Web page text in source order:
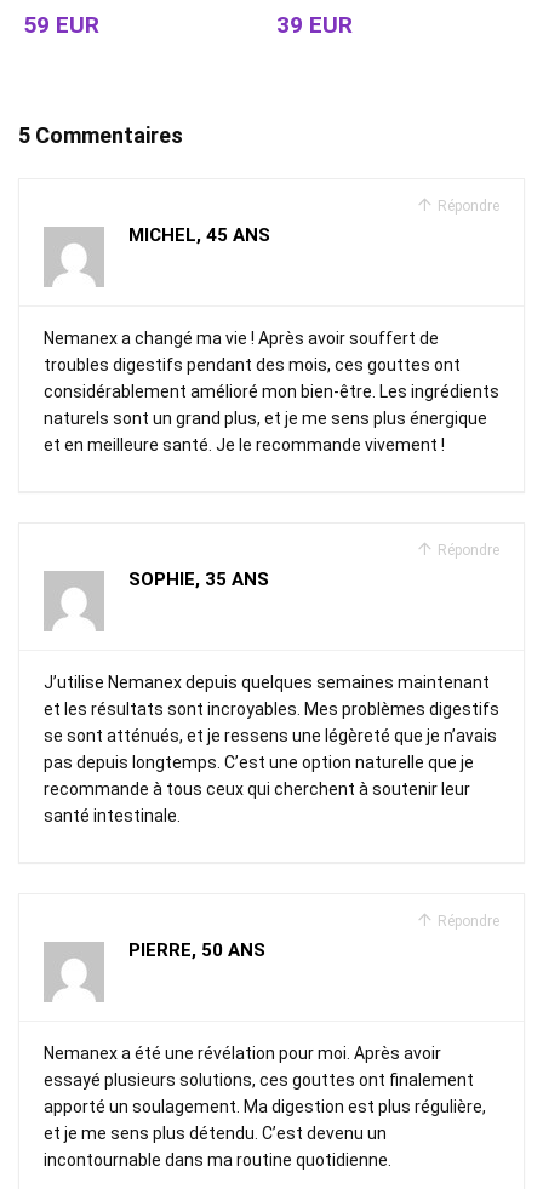
59 EUR 39 EUR
5 Commentaires
Répondre
MICHEL, 45 ANS
Nemanex a changé ma vie ! Après avoir souffert de
troubles digestifs pendant des mois, ces gouttes ont
considérablement amélioré mon bien-être. Les ingrédients
naturels sont un grand plus, et je me sens plus énergique
et en meilleure santé. Je le recommande vivement !
Répondre
SOPHIE, 35 ANS
J’utilise Nemanex depuis quelques semaines maintenant
et les résultats sont incroyables. Mes problèmes digestifs
se sont atténués, et je ressens une légèreté que je n’avais
pas depuis longtemps. C’est une option naturelle que je
recommande à tous ceux qui cherchent à soutenir leur
santé intestinale.
Répondre
PIERRE, 50 ANS
Nemanex a été une révélation pour moi. Après avoir
essayé plusieurs solutions, ces gouttes ont finalement
apporté un soulagement. Ma digestion est plus régulière,
et je me sens plus détendu. C’est devenu un
incontournable dans ma routine quotidienne.